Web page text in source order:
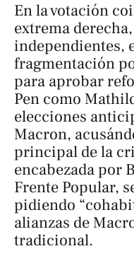
En la votación
extrema
independientes,
fragmentación
para aprobar
Pen como
elecciones
Macron,
principal de la
encabezada por
Frente Popular,
pidiendo
alianzas de
tradicional.